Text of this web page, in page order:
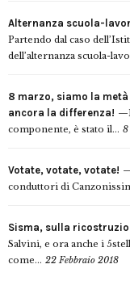
Alternanza scuola-
Partendo dal caso
dell’alternanza scuola-
8 marzo, siamo la
ancora la differenza!
componente, è stato il... 8
Votate, votate, votate!
conduttori di
Sisma, sulla
Salvini, e ora anche i
come... 22 Febbraio 2018